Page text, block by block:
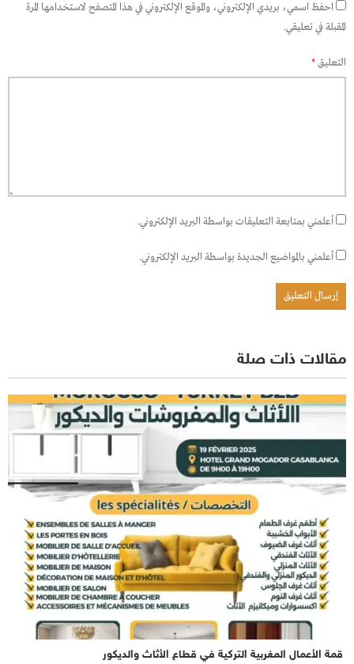
احفظ اسمي، بريدي الإلكتروني، والموقع الإلكتروني في هذا المتصفح لاستخدامها المرة
المقبلة في تعليقي.
التعليق*
أعلمني بمتابعة التعليقات بواسطة البريد الإلكتروني.
أعلمني بالمواضيع الجديدة بواسطة البريد الإلكتروني.
مقالات ذات صلة
قمة الأعمال المغربية التركية في قطاع الأثاث والديكور